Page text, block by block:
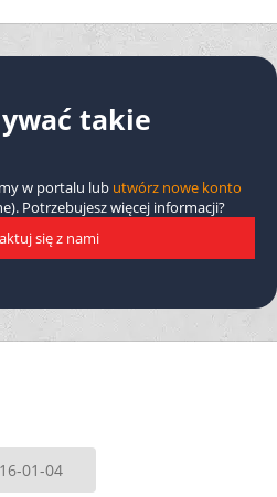
takie
w portalu lub utwórz nowe konto
Potrzebujesz więcej informacji?
się z nami
01-04